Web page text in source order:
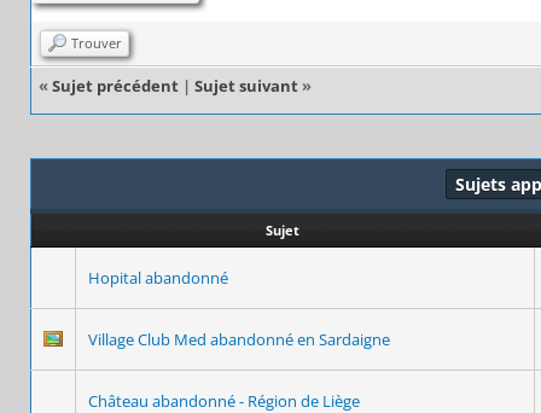
Trouver
« Sujet précédent | Sujet suivant »
Sujets
Sujet
Hopital abandonné
Village Club Med abandonné en Sardaigne
Château abandonné - Région de Liège